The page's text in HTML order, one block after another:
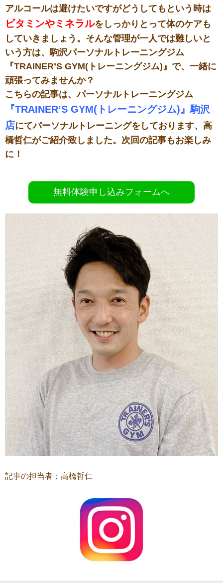
アルコールは避けたいですがどうしてもという時は
ビタミンやミネラルをしっかりとって体のケアも
していきましょう。そんな管理が一人では難しいと
いう方は、駒沢パーソナルトレーニングジム
『TRAINER’S GYM(トレーニングジム)』で、一緒に
頑張ってみませんか？
こちらの記事は、パーソナルトレーニングジム
『TRAINER’S GYM(トレーニングジム)』駒沢
店にてパーソナルトレーニングをしております、高
橋哲仁がご紹介致しました。次回の記事もお楽しみ
に！
無料体験申し込みフォームへ
記事の担当者：高橋哲仁